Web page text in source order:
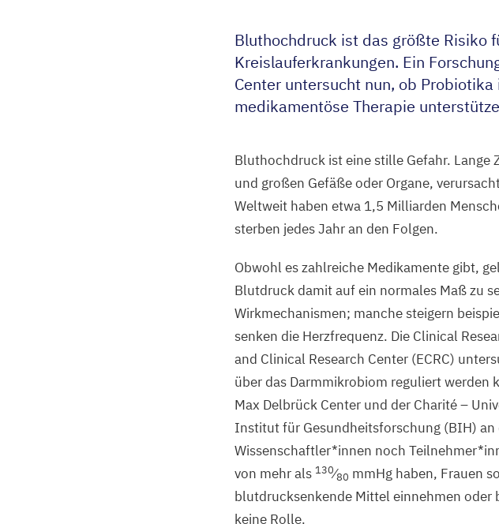
Bluthochdruck ist das größte Risiko
Kreislauferkrankungen. Ein
Center untersucht nun, ob
medikamentöse Therapie
Bluthochdruck ist eine stille Gefahr.
und großen Gefäße oder Organe,
Weltweit haben etwa 1,5 Milliarden
sterben jedes Jahr an den Folgen.
Obwohl es zahlreiche Medikamente gibt,
Blutdruck damit auf ein normales Maß zu
Wirkmechanismen; manche steigern
senken die Herzfrequenz. Die Clinical
and Clinical Research Center (ECRC)
über das Darmmikrobiom reguliert werden
Max Delbrück Center und der Charité –
Institut für Gesundheitsforschung (BIH) an
Wissenschaftler*innen noch
von mehr als 130⁄80 mmHg haben, Frauen
blutdrucksenkende Mittel einnehmen
keine Rolle.